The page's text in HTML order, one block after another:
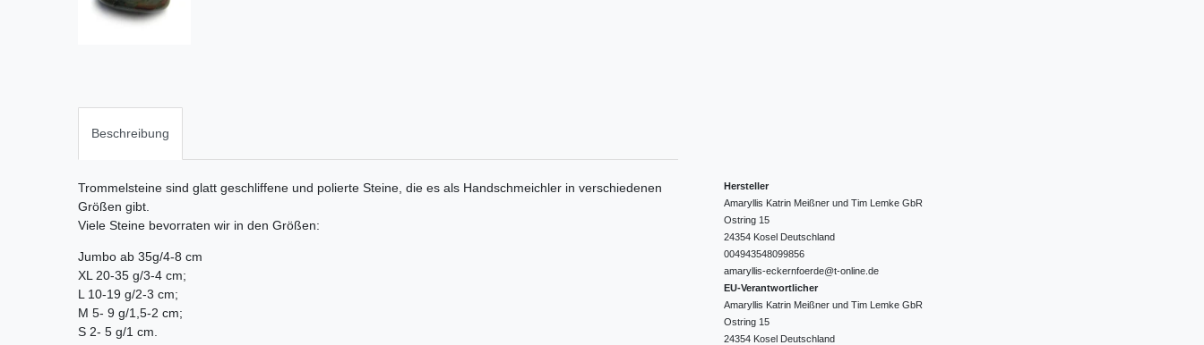
Beschreibung
Trommelsteine sind glatt geschliffene und polierte Steine, die es als Handschmeichler in verschiedenen
Größen gibt.
Viele Steine bevorraten wir in den Größen:
Jumbo ab 35g/4-8 cm
XL 20-35 g/3-4 cm;
L 10-19 g/2-3 cm;
M 5- 9 g/1,5-2 cm;
S 2- 5 g/1 cm.
Hersteller
Amaryllis Katrin Meißner und Tim Lemke GbR
Ostring 15
24354 Kosel Deutschland
004943548099856
amaryllis-eckernfoerde@t-online.de
EU-Verantwortlicher
Amaryllis Katrin Meißner und Tim Lemke GbR
Ostring 15
24354 Kosel Deutschland